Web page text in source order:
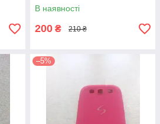
В наявності
200 ₴ 210 ₴
–5%